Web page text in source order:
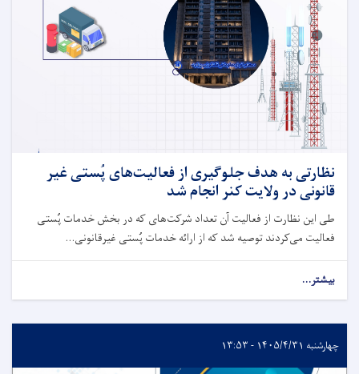
نظارتی به هدف جلوگیری از فعالیت‌های پُستی غیر
قانونی در ولایت کنر انجام شد
طی این نظارت از فعالیت آن تعداد شرکت‌های که در بخش خدمات پُستی
فعالیت می‌کردند توصیه شد که از ارائه خدمات پُستی غیرقانونی...
بیشتر...
چهارشنبه ۱۴۰۵/۴/۳۱ - ۱۳:۵۳